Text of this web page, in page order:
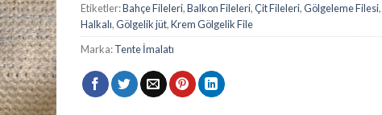
Etiketler:Bahçe Fileleri,Balkon Fileleri,Çit Fileleri,Gölgeleme Filesi,
Halkalı,Gölgelik jüt,Krem Gölgelik File
Marka:Tente İmalatı